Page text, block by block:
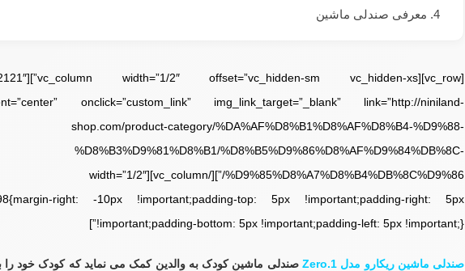
معرفی صندلی ماشین
onclick=”custom_link” img_link_target=”_blank” link=”http://niniland-
shop.com/product-category/%DA%AF%D8%B1%D8%AF%D8%B4-%D9%88-
%D8%B3%D9%81%D8%B1/%D8%B5%D9%86%D8%AF%D9%84%DB%8C-
right: -10px !important;padding-top: 5px !important;padding-right: 5px
!important;padding-bottom: 5px !important;padding-left: 5px !important;}”]
صندلی ماشین ریکارو مدل Zero.1 صندلی ماشین کودک به والدین کمک می نماید که کودک خود را